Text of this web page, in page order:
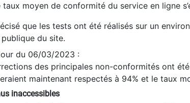
taux moyen de conformité du service en ligne
que les tests ont été réalisés sur un
du site.
du 06/03/2023 :
des principales non-conformités ont
maintenant respectés à 94% et le taux
inaccessibles